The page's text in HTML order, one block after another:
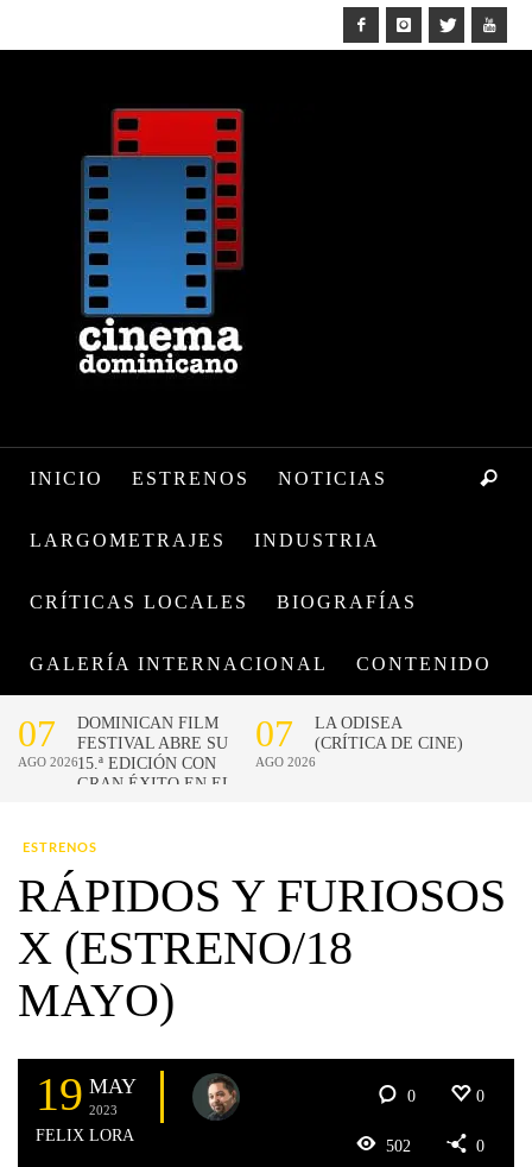
INICIO ESTRENOS NOTICIAS
LARGOMETRAJES INDUSTRIA
CRÍTICAS LOCALES BIOGRAFÍAS
GALERÍA INTERNACIONAL CONTENIDO
ESTRENOS
RÁPIDOS Y FURIOSOS
X (ESTRENO/18
MAYO)
19 MAY
2023
FELIX LORA
0 0
502 0